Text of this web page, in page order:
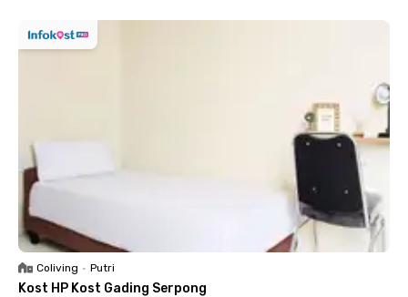
Coliving • Putri
Kost HP Kost Gading Serpong